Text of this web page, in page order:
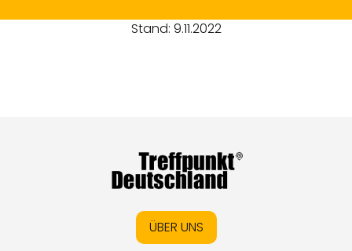
Stand: 9.11.2022
ÜBER UNS